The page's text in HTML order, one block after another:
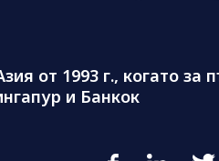
от 1993 г., когато за
и Банкок